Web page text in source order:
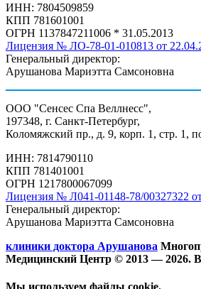
ИНН: 7804509859
КПП 781601001
ОГРН 1137847211006 * 31.05.2013
Лицензия № ЛО-78-01-010813 от
Генеральный директор:
Арушанова Мариэтта Самсоновна
ООО "Сенсес Спа Веллнесс",
197348, г. Санкт-Петербург,
Коломяжский пр., д. 9, корп. 1, стр. 1,
ИНН: 7814790110
КПП 781401001
ОГРН 1217800067099
Лицензия № Л041-01148-78/00327322
Генеральный директор:
Арушанова Мариэтта Самсоновна
клиники доктора Арушанова
Медицинский Центр © 2013 —2026.
Мы используем файлы cookie.